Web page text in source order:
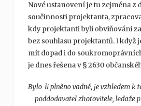
Nové ustanovení je tu zejména z
součinnosti projektanta,
kdy projektanti byli obviňováni za
bez souhlasu projektantů. I když
mít dopad i do
je dnes řešena v § 2630
Bylo-li plněno vadně, je vzhledem k
– poddodavatel zhotovitele, ledaže